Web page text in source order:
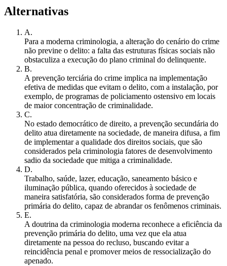
Alternativas
A.
Para a moderna criminologia, a alteração do cenário do crime
não previne o delito: a falta das estruturas físicas sociais não
obstaculiza a execução do plano criminal do delinquente.
B.
A prevenção terciária do crime implica na implementação
efetiva de medidas que evitam o delito, com a instalação, por
exemplo, de programas de policiamento ostensivo em locais
de maior concentração de criminalidade.
C.
No estado democrático de direito, a prevenção secundária do
delito atua diretamente na sociedade, de maneira difusa, a fim
de implementar a qualidade dos direitos sociais, que são
considerados pela criminologia fatores de desenvolvimento
sadio da sociedade que mitiga a criminalidade.
D.
Trabalho, saúde, lazer, educação, saneamento básico e
iluminação pública, quando oferecidos à sociedade de
maneira satisfatória, são considerados forma de prevenção
primária do delito, capaz de abrandar os fenômenos criminais.
E.
A doutrina da criminologia moderna reconhece a eficiência da
prevenção primária do delito, uma vez que ela atua
diretamente na pessoa do recluso, buscando evitar a
reincidência penal e promover meios de ressocialização do
apenado.